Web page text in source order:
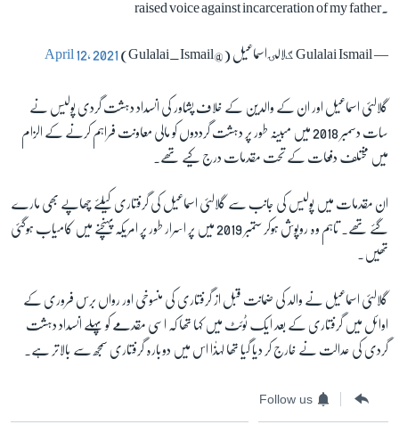
raised voice against incarceration of my father.
— Gulalai Ismail ګلالۍاسماعیل (@Gulalai_Ismail) April 12, 2021
گلالئی اسماعیل اور ان کے والدین کے خلاف پشاور کی انسداد دہشت گردی پولیس نے
سات دسمبر 2018 میں مبینہ طور پر دہشت گرددوں کو مالی معاونت فراہم کرنے کے الزام
میں مختلف دفعات کے تحت مقدمات درج کیے تھے۔
ان مقدمات میں پولیس کی جانب سے گلالئی اسماعیل کی گرفتاری کیلئے چھاپے بھی مارے
گئے تھے۔ تاہم وہ روپوش ہوکر ستمبر 2019 میں پر اسرار طور پر امریکہ پہنچنے میں کامیاب ہوگئی
تھیں۔
گلالئی اسماعیل نے والد کی ضمانت قبل از گرفتاری کی منسوخی اور رواں برس فروری کے
اوائل میں گرفتاری کے بعد ایک ٹوئٹ میں کہا تھا کہ اسی مقدمے کو پہلے انسداد دہشت
گردی کی عدالت نے خارج کر دیا گیا تھا لہذٰا اس میں دوبارہ گرفتاری سمجھ سے بالاتر ہے۔
Follow us